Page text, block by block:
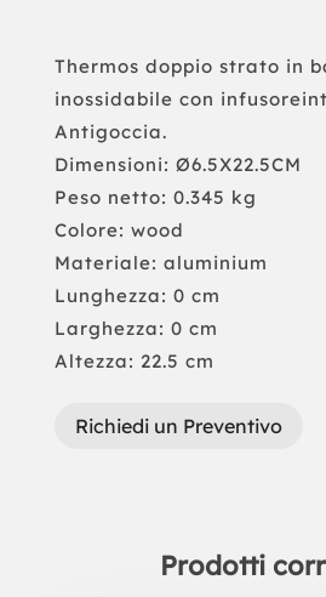
Thermos doppio strato in
inossidabile con
Antigoccia.
Dimensioni: Ø6.5X22.5CM
Peso netto: 0.345 kg
Colore: wood
Materiale: aluminium
Lunghezza: 0 cm
Larghezza: 0 cm
Altezza: 22.5 cm
Richiedi un Preventivo
Prodotti